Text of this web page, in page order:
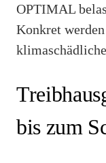
OPTIMAL
Konkret
bis zum